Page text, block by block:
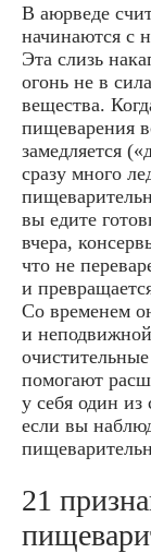
В аюрведе
начинаются с
Эта слизь
огонь не в
вещества.
пищеварения
замедляется
сразу много
вы едите
вчера,
что не
и
Со временем
и
помогают
у себя один
если вы
21